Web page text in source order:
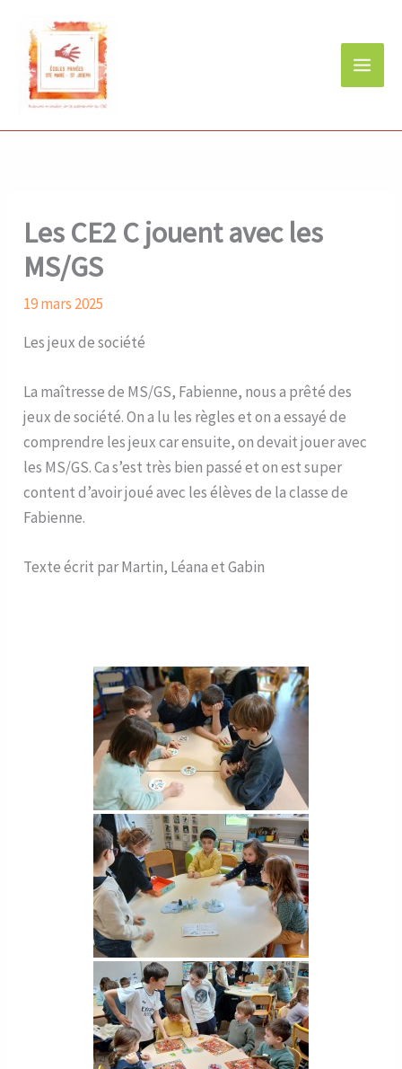
contenu
Les CE2 C jouent avec les
MS/GS
19 mars 2025
Les jeux de société
La maîtresse de MS/GS, Fabienne, nous a prêté des
jeux de société. On a lu les règles et on a essayé de
comprendre les jeux car ensuite, on devait jouer avec
les MS/GS. Ca s’est très bien passé et on est super
content d’avoir joué avec les élèves de la classe de
Fabienne.
Texte écrit par Martin, Léana et Gabin